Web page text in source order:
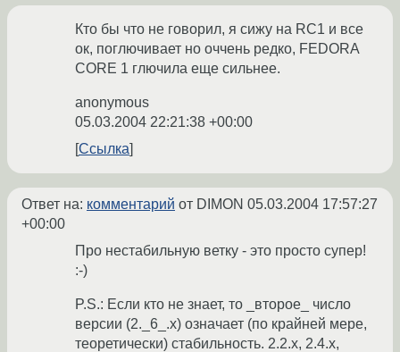
Кто бы что не говорил, я сижу на RC1 и все
ок, поглючивает но оччень редко, FEDORA
CORE 1 глючила еще сильнее.
anonymous
05.03.2004 22:21:38 +00:00
Ссылка
Ответ на: комментарий от DIMON 05.03.2004 17:57:27
+00:00
Про нестабильную ветку - это просто супер!
:-)
P.S.: Если кто не знает, то _второе_ число
версии (2._6_.x) означает (по крайней мере,
теоретически) стабильность. 2.2.x, 2.4.x,